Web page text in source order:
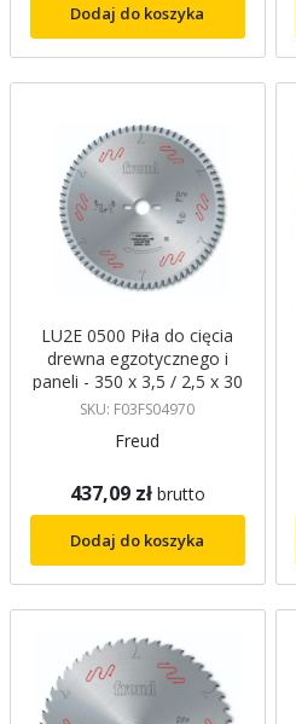
Dodaj do koszyka
LU2E 0500 Piła do cięcia
drewna egzotycznego i
paneli - 350 x 3,5 / 2,5 x 30
mm Z72 ATB Freud
SKU: F03FS04970
Freud
437,09 zł brutto
Dodaj do koszyka